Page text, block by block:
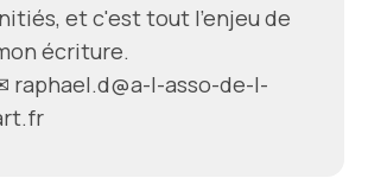
et c'est tout l'enjeu de
écriture.
raphael.d@a-l-asso-de-l-